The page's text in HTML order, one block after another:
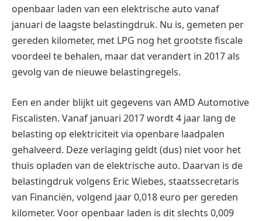
openbaar laden van een elektrische auto vanaf
januari de laagste belastingdruk. Nu is, gemeten per
gereden kilometer, met LPG nog het grootste fiscale
voordeel te behalen, maar dat verandert in 2017 als
gevolg van de nieuwe belastingregels.
Een en ander blijkt uit gegevens van AMD Automotive
Fiscalisten. Vanaf januari 2017 wordt 4 jaar lang de
belasting op elektriciteit via openbare laadpalen
gehalveerd. Deze verlaging geldt (dus) niet voor het
thuis opladen van de elektrische auto. Daarvan is de
belastingdruk volgens Eric Wiebes, staatssecretaris
van Financiën, volgend jaar 0,018 euro per gereden
kilometer. Voor openbaar laden is dit slechts 0,009